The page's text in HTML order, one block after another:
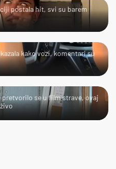
postala hit, svi su barem
kako vozi, komentari su
pretvorilo se u film strave, ovaj